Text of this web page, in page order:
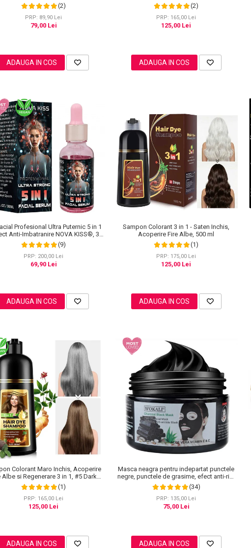
(2)
PRP: 89,90 Lei
79,00 Lei
ADAUGA IN COS
(2)
PRP: 165,00 Lei
125,00 Lei
ADAUGA IN COS
Profesional Ultra Puternic 5 in 1
Anti-Imbatranire NOVA KISS®, 30
ml
(9)
PRP: 200,00 Lei
69,90 Lei
ADAUGA IN COS
Sampon Colorant 3 in 1 - Saten Inchis,
Acoperire Fire Albe, 500 ml
(1)
PRP: 175,00 Lei
125,00 Lei
ADAUGA IN COS
Colorant Maro Inchis, Acoperire
Albe si Regenerare 3 in 1, #5 Dark
Coffee, 500 ml
(1)
PRP: 165,00 Lei
125,00 Lei
ADAUGA IN COS
Masca neagra pentru indepartat punctele
negre, punctele de grasime, efect anti-rid,
Wokali cu carbune activ, 300 g
(34)
PRP: 135,00 Lei
75,00 Lei
ADAUGA IN COS